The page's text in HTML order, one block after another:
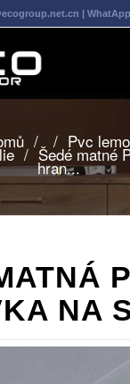
|
/ / Pvc
/ Šedé matné
hran...
NA